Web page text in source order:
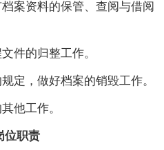
资料的保管、查阅与借阅
的归整工作。
，做好档案的销毁工作。
他工作。
位职责